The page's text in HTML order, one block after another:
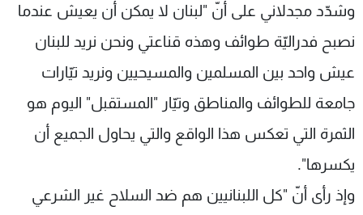
وشدّد مجدلاني على أنّ "لبنان لا يمكن أن يعيش عندما
نصبح فدراليّة طوائف وهذه قناعتي ونحن نريد للبنان
عيش واحد بين المسلمين والمسيحيين ونريد تيّارات
جامعة للطوائف والمناطق وتيّار "المستقبل" اليوم هو
الثمرة التي تعكس هذا الواقع والتي يحاول الجميع أن
يكسرها".
وإذ رأى أنّ "كل اللبنانيين هم ضد السلاح غير الشرعي